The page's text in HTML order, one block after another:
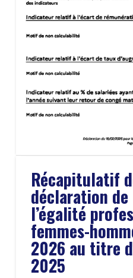
Récapitulatif
déclaration de
l’égalité
femmes-
2026 au titre
2025